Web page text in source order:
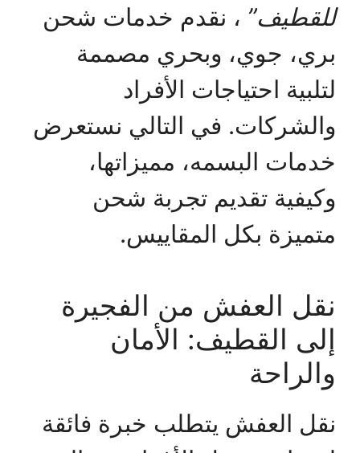
للقطيف” ، نقدم خدمات شحن
بري، جوي، وبحري مصممة
لتلبية احتياجات الأفراد
والشركات. في التالي نستعرض
خدمات البسمه، مميزاتها،
وكيفية تقديم تجربة شحن
متميزة بكل المقاييس.
نقل العفش من الفجيرة
إلى القطيف: الأمان
والراحة
نقل العفش يتطلب خبرة فائقة